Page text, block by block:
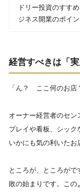
ドリー投資のすす
ジネス開業のポイ
経営すべきは「
「ん？ ここ何のお店
オーナー経営者のセン
プレイや看板、シック
いかにも気の利いたお
ところが、ところが
敗の始まりです。こ